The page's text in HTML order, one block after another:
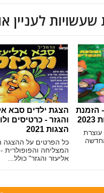
לעניין
מיקי הופעות 2023 - הזמנת
עוצרת
הצגת ילדים סבא
והגזר - כרטיסים
הצגות 2021
כל הפרטים על ההצגה
המצליחה והפופולרית
אליעזר והגזר" כולל...